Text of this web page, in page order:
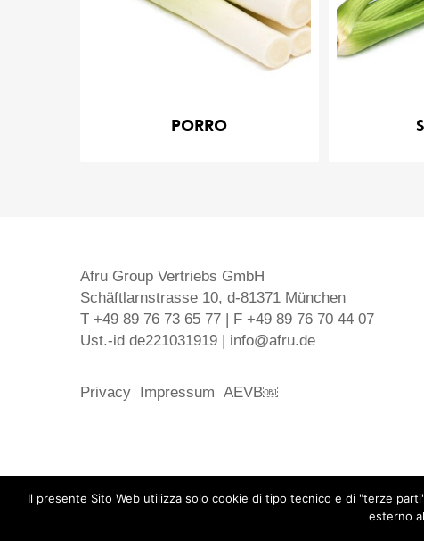
Porro
Afru Group Vertriebs GmbH
Schäftlarnstrasse 10, d-81371 München
T +49 89 76 73 65 77 | F +49 89 76 70 44 07
Ust.-id de221031919 | info@afru.de
Privacy Impressum AEVB￼
marketing
Il presente Sito Web utilizza solo cookie di tipo tecnico e di "terze
esterno